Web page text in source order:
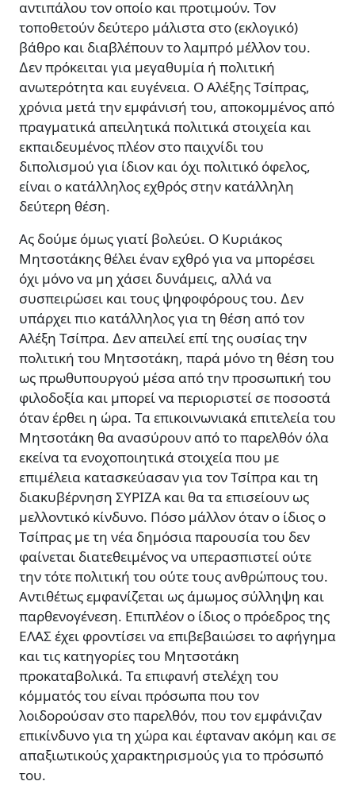
αντιπάλου τον οποίο και προτιµούν. Τον
τοποθετούν δεύτερο µάλιστα στο (εκλογικό)
βάθρο και διαβλέπουν το λαµπρό µέλλον του.
∆εν πρόκειται για µεγαθυµία ή πολιτική
ανωτερότητα και ευγένεια. Ο Αλέξης Τσίπρας,
χρόνια µετά την εµφάνισή του, αποκοµµένος από
πραγµατικά απειλητικά πολιτικά στοιχεία και
εκπαιδευµένος πλέον στο παιχνίδι του
διπολισµού για ίδιον και όχι πολιτικό όφελος,
είναι ο κατάλληλος εχθρός στην κατάλληλη
δεύτερη θέση.
Ας δούµε όµως γιατί βολεύει. Ο Κυριάκος
Μητσοτάκης θέλει έναν εχθρό για να µπορέσει
όχι µόνο να µη χάσει δυνάµεις, αλλά να
συσπειρώσει και τους ψηφοφόρους του. ∆εν
υπάρχει πιο κατάλληλος για τη θέση από τον
Αλέξη Τσίπρα. ∆εν απειλεί επί της ουσίας την
πολιτική του Μητσοτάκη, παρά µόνο τη θέση του
ως πρωθυπουργού µέσα από την προσωπική του
φιλοδοξία και µπορεί να περιοριστεί σε ποσοστά
όταν έρθει η ώρα. Τα επικοινωνιακά επιτελεία του
Μητσοτάκη θα ανασύρουν από το παρελθόν όλα
εκείνα τα ενοχοποιητικά στοιχεία που µε
επιµέλεια κατασκεύασαν για τον Τσίπρα και τη
διακυβέρνηση ΣΥΡΙΖΑ και θα τα επισείουν ως
µελλοντικό κίνδυνο. Πόσο µάλλον όταν ο ίδιος ο
Τσίπρας µε τη νέα δηµόσια παρουσία του δεν
φαίνεται διατεθειµένος να υπερασπιστεί ούτε
την τότε πολιτική του ούτε τους ανθρώπους του.
Αντιθέτως εµφανίζεται ως άµωµος σύλληψη και
παρθενογένεση. Επιπλέον ο ίδιος ο πρόεδρος της
ΕΛΑΣ έχει φροντίσει να επιβεβαιώσει το αφήγηµα
και τις κατηγορίες του Μητσοτάκη
προκαταβολικά. Τα επιφανή στελέχη του
κόµµατός του είναι πρόσωπα που τον
λοιδορούσαν στο παρελθόν, που τον εµφάνιζαν
επικίνδυνο για τη χώρα και έφταναν ακόµη και σε
απαξιωτικούς χαρακτηρισµούς για το πρόσωπό
του.